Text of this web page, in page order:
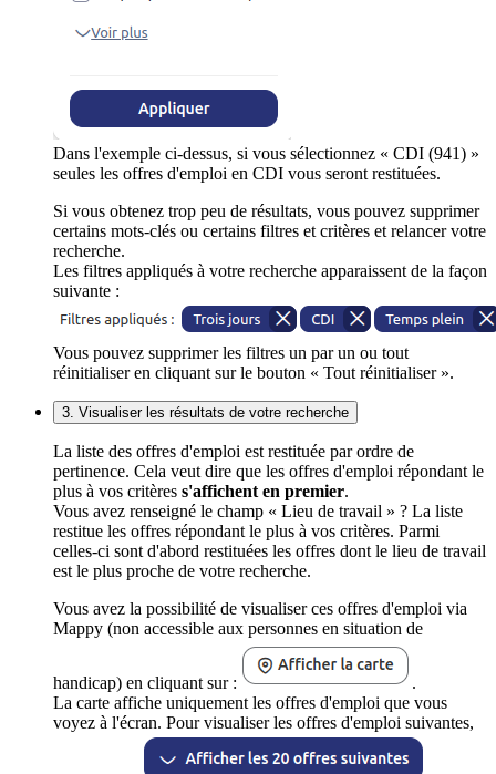
Dans l'exemple ci-dessus, si vous sélectionnez « CDI (941) »
seules les offres d'emploi en CDI vous seront restituées.
Si vous obtenez trop peu de résultats, vous pouvez supprimer
certains mots-clés ou certains filtres et critères et relancer votre
recherche.
Les filtres appliqués à votre recherche apparaissent de la façon
suivante :
Vous pouvez supprimer les filtres un par un ou tout
réinitialiser en cliquant sur le bouton « Tout réinitialiser ».
3. Visualiser les résultats de votre recherche
La liste des offres d'emploi est restituée par ordre de
pertinence. Cela veut dire que les offres d'emploi répondant le
plus à vos critères s'affichent en premier.
Vous avez renseigné le champ « Lieu de travail » ? La liste
restitue les offres répondant le plus à vos critères. Parmi
celles-ci sont d'abord restituées les offres dont le lieu de travail
est le plus proche de votre recherche.
Vous avez la possibilité de visualiser ces offres d'emploi via
Mappy (non accessible aux personnes en situation de
handicap) en cliquant sur :
.
La carte affiche uniquement les offres d'emploi que vous
voyez à l'écran. Pour visualiser les offres d'emploi suivantes,